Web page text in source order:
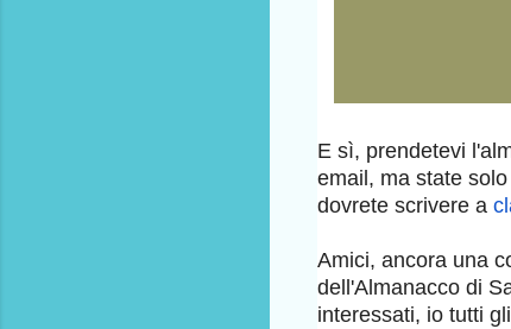
E sì, prendetevi
email, ma state
dovrete scrivere a
Amici, ancora una
dell'Almanacco di
interessati, io tutti